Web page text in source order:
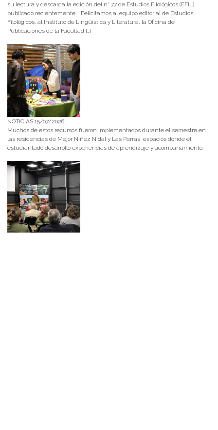
su lectura y descarga la edición del n° 77 de Estudios Filológicos (EFIL),
publicado recientemente. Felicitamos al equipo editorial de Estudios
Filológicos, al Instituto de Lingüística y Literatura, la Oficina de
Publicaciones de la Facultad […]
NOTICIAS 15/07/2026
Muchos de estos recursos fueron implementados durante el semestre en
las residencias de Mejor Niñez Nidal y Las Parras, espacios donde el
estudiantado desarrolló experiencias de aprendizaje y acompañamiento.